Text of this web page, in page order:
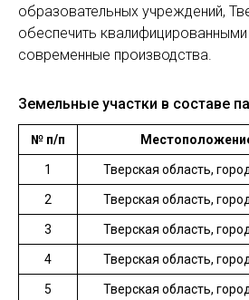
образовательных учреждений,
обеспечить
современные производства.
Земельные участки в составе
№ п/п
1 Тверская область,
2 Тверская область,
3 Тверская область,
4 Тверская область,
5 Тверская область,